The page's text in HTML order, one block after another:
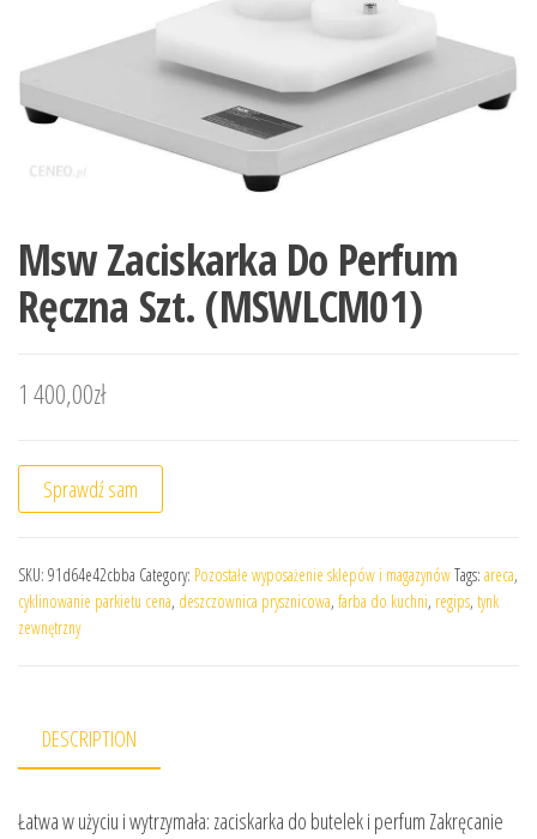
Msw Zaciskarka Do Perfum
Ręczna Szt. (MSWLCM01)
1 400,00zł
Sprawdź sam
SKU: 91d64e42cbba Category: Pozostałe wyposażenie sklepów i magazynówTags: areca,
cyklinowanie parkietu cena, deszczownica prysznicowa, farba do kuchni, regips, tynk
zewnętrzny
DESCRIPTION
Łatwa w użyciu i wytrzymała: zaciskarka do butelek i perfum Zakręcanie